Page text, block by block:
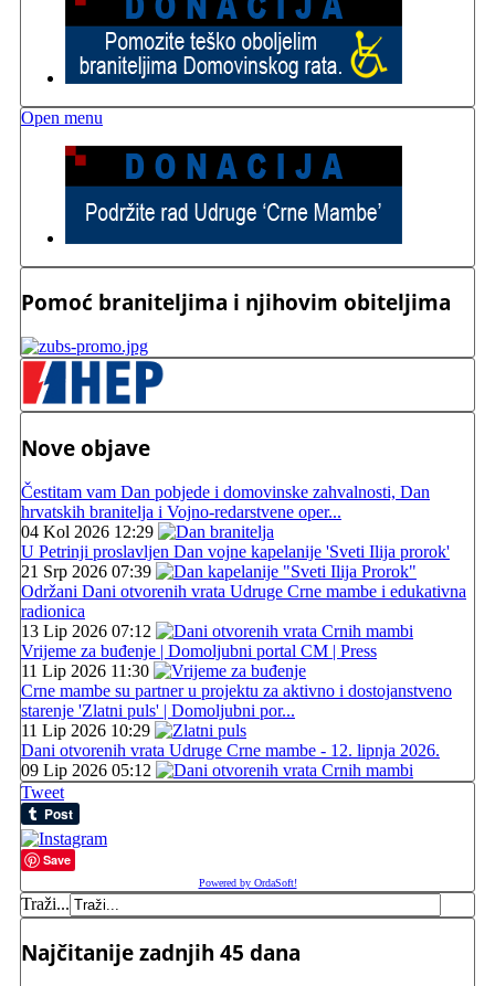
Open menu
Pomoć braniteljima i njihovim obiteljima
Nove objave
Čestitam vam Dan pobjede i domovinske zahvalnosti, Dan
hrvatskih branitelja i Vojno-redarstvene oper...
04 Kol 2026 12:29
U Petrinji proslavljen Dan vojne kapelanije 'Sveti Ilija prorok'
21 Srp 2026 07:39
Održani Dani otvorenih vrata Udruge Crne mambe i edukativna
radionica
13 Lip 2026 07:12
Vrijeme za buđenje | Domoljubni portal CM | Press
11 Lip 2026 11:30
Crne mambe su partner u projektu za aktivno i dostojanstveno
starenje 'Zlatni puls' | Domoljubni por...
11 Lip 2026 10:29
Dani otvorenih vrata Udruge Crne mambe - 12. lipnja 2026.
09 Lip 2026 05:12
Tweet
Save
Powered by OrdaSoft!
Traži...
Najčitanije zadnjih 45 dana